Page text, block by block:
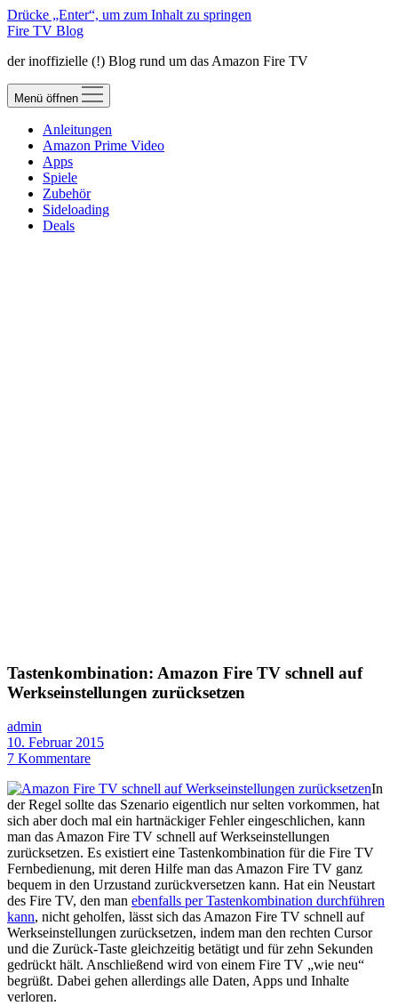
Drücke „Enter“, um zum Inhalt zu springen
Fire TV Blog
der inoffizielle (!) Blog rund um das Amazon Fire TV
Menü öffnen
Anleitungen
Amazon Prime Video
Apps
Spiele
Zubehör
Sideloading
Deals
Tastenkombination: Amazon Fire TV schnell auf
Werkseinstellungen zurücksetzen
admin
10. Februar 2015
7 Kommentare
In
der Regel sollte das Szenario eigentlich nur selten vorkommen, hat
sich aber doch mal ein hartnäckiger Fehler eingeschlichen, kann
man das Amazon Fire TV schnell auf Werkseinstellungen
zurücksetzen. Es existiert eine Tastenkombination für die Fire TV
Fernbedienung, mit deren Hilfe man das Amazon Fire TV ganz
bequem in den Urzustand zurückversetzen kann. Hat ein Neustart
des Fire TV, den man ebenfalls per Tastenkombination durchführen
kann, nicht geholfen, lässt sich das Amazon Fire TV schnell auf
Werkseinstellungen zurücksetzen, indem man den rechten Cursor
und die Zurück-Taste gleichzeitig betätigt und für zehn Sekunden
gedrückt hält. Anschließend wird von einem Fire TV „wie neu“
begrüßt. Dabei gehen allerdings alle Daten, Apps und Inhalte
verloren.